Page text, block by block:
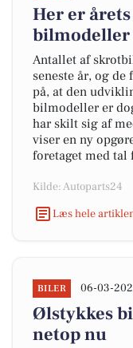
Her er
Antallet af
seneste år, og
på, at den
bilmodeller er
har skilt sig af
viser en ny
foretaget med tal
Kilde: Autoparts24
Læs hele
BILER 06-03-
Ølstykkes
netop nu